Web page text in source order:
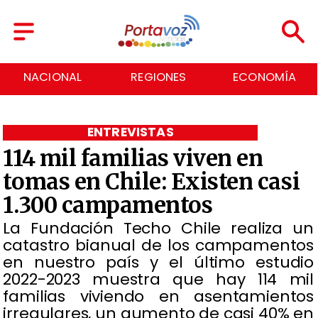
REGIONES ECONOMÍA DEPORTES
114 mil familias viven en
tomas en Chile: Existen casi
1.300 campamentos
La Fundación Techo Chile realiza un
catastro bianual de los campamentos
en nuestro país y el último estudio
2022-2023 muestra que hay 114 mil
familias viviendo en asentamientos
irregulares, un aumento de casi 40% en
ENTREVISTAS